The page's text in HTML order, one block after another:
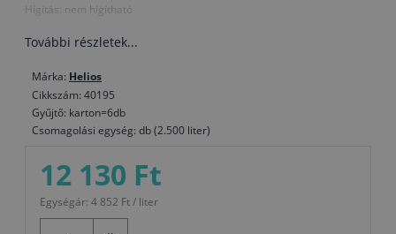
Hígítás: nem hígítható
További részletek...
Márka: Helios
Cikkszám: 40195
Gyűjtő: karton=6db
Csomagolási egység: db (2.500 liter)
12 130 Ft
Egységár: 4 852 Ft / liter